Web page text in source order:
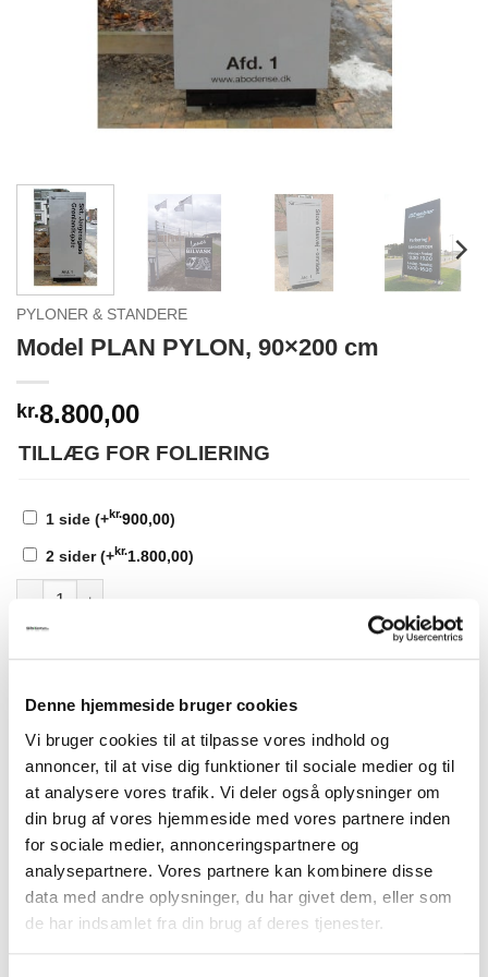
Denne hjemmeside bruger cookies
Vi bruger cookies til at tilpasse vores indhold og
annoncer, til at vise dig funktioner til sociale medier og til
at analysere vores trafik. Vi deler også oplysninger om
din brug af vores hjemmeside med vores partnere inden
for sociale medier, annonceringspartnere og
analysepartnere. Vores partnere kan kombinere disse
data med andre oplysninger, du har givet dem, eller som
de har indsamlet fra din brug af deres tjenester.
PYLONER & STANDERE
Model PLAN PYLON, 90×200 cm
kr.8.800,00
TILLÆG FOR FOLIERING
1 side (+kr.900,00)
2 sider(+kr.1.800,00)
Model PLAN PYLON, 90x200 cm antal
BESKRIVELSE
Pyloner og standere er udført i aluminium, med fronter i
signicolor, og leveres som standard i farver, hvid, sort eller
sølv elokseret.